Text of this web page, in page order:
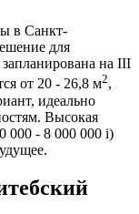
в Санкт-
для
на III
от 20 - 26,8 м2,
идеально
Высокая
000 - 8 000 000 i)